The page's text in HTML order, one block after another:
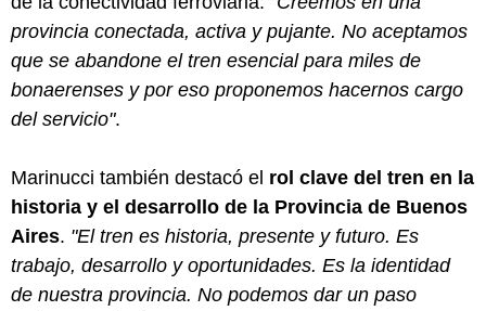
provincia conectada, activa y pujante. No aceptamos
que se abandone el tren esencial para miles de
bonaerenses y por eso proponemos hacernos cargo
del servicio".
Marinucci también destacó el rol clave del tren en la
historia y el desarrollo de la Provincia de Buenos
Aires. "El tren es historia, presente y futuro. Es
trabajo, desarrollo y oportunidades. Es la identidad
de nuestra provincia. No podemos dar un paso